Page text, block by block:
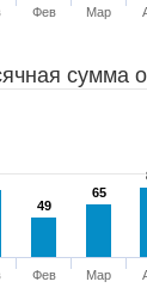
Фев Мар
сумма
49
49
65
65
Фев Мар